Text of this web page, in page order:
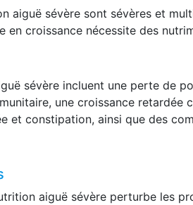
aiguë sévère sont sévères et
croissance nécessite des
sévère incluent une perte de
une croissance retardée
et constipation, ainsi que des
aiguë sévère perturbe les